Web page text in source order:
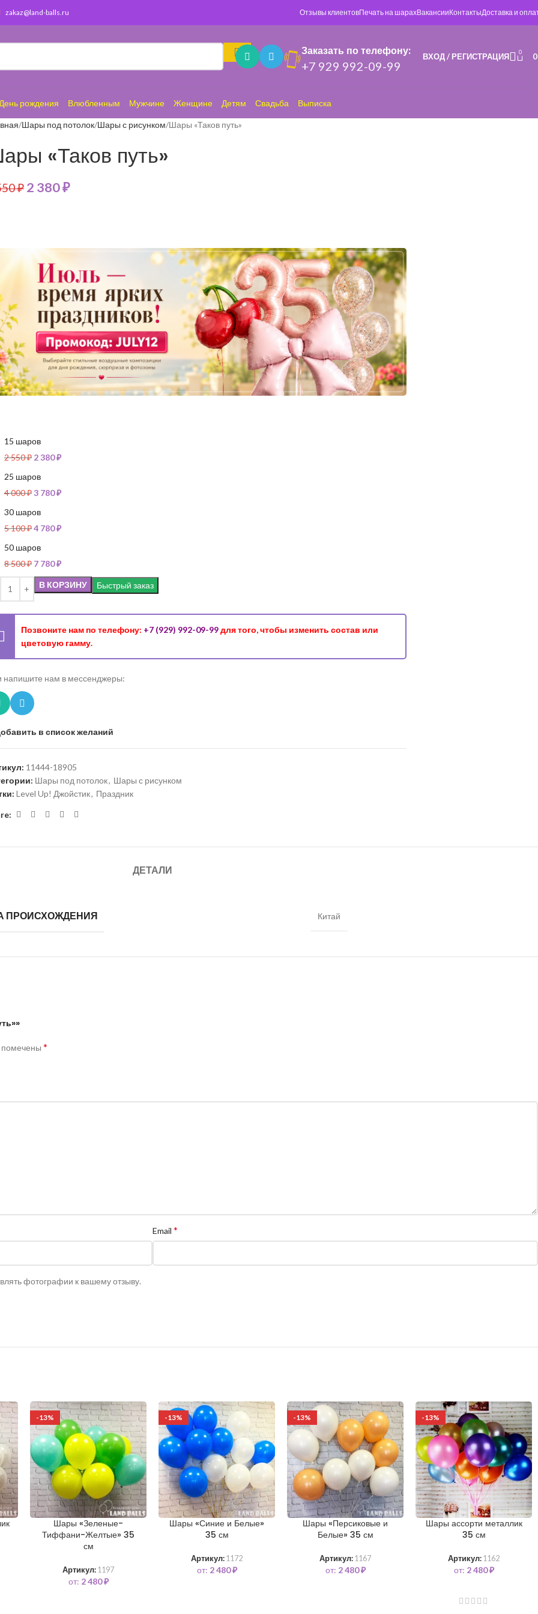
zakaz@land-balls.ru Отзывы клиентовПечать на шарахВакансииКонтактыДоставка и
Заказать по телефону:
+7 929 992-09-99
ВХОД / РЕГИСТРАЦИЯ 0
День рождения Влюбленным Мужчине Женщине Детям Свадьба Выписка
Шары под потолок Шары с рисунком Шары «Таков путь»
«Таков путь»
₽ 2 380₽
15 шаров
2 550₽ 2 380₽
25 шаров
4 000₽3 780₽
30 шаров
5 100₽4 780₽
50 шаров
8 500₽ 7 780₽
В КОРЗИНУ Быстрый заказ
Позвоните нам по телефону: +7 (929) 992-09-99для того, чтобы изменить состав или
цветовую гамму.
напишите нам в мессенджеры:
в список желаний
11444-18905
Шары под потолок, Шары с рисунком
Level Up! Джойстик, Праздник
ДЕТАЛИ
ПРОИСХОЖДЕНИЯ Китай
помечены *
Email *
фотографии к вашему отзыву.
-13%
Шары «Зеленые-
Тиффани-Желтые» 35
см
Артикул: 1197
от: 2 480₽
-13%
Шары «Синие и Белые»
35 см
Артикул: 1172
от: 2 480₽
-13%
Шары «Персиковые и
Белые» 35 см
Артикул: 1167
от: 2 480₽
-13%
Шары ассорти металлик
35 см
Артикул: 1162
от: 2 480₽